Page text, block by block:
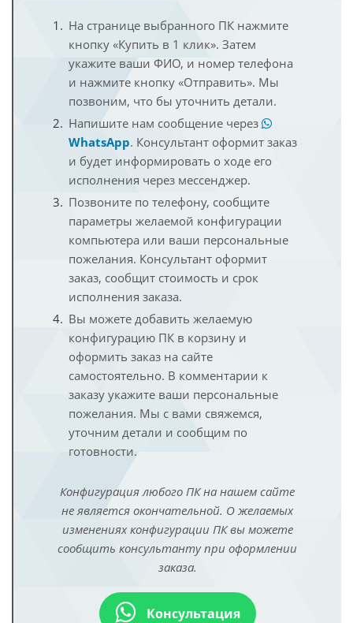
На странице выбранного ПК нажмите
кнопку «Купить в 1 клик». Затем
укажите ваши ФИО, и номер телефона
и нажмите кнопку «Отправить». Мы
позвоним, что бы уточнить детали.
Напишите нам сообщение через
WhatsApp. Консультант оформит заказ
и будет информировать о ходе его
исполнения через мессенджер.
Позвоните по телефону, сообщите
параметры желаемой конфигурации
компьютера или ваши персональные
пожелания. Консультант оформит
заказ, сообщит стоимость и срок
исполнения заказа.
Вы можете добавить желаемую
конфигурацию ПК в корзину и
оформить заказ на сайте
самостоятельно. В комментарии к
заказу укажите ваши персональные
пожелания. Мы с вами свяжемся,
уточним детали и сообщим по
готовности.
Конфигурация любого ПК на нашем сайте
не является окончательной. О желаемых
изменениях конфигурации ПК вы можете
сообщить консультанту при оформлении
заказа.
Консультация